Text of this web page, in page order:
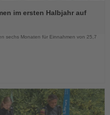
im ersten Halbjahr auf
sechs Monaten für Einnahmen von 25,7